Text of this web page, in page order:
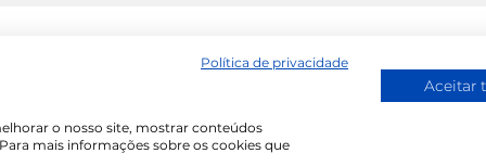
Ficha Técnica Política de Cookies
Política de privacidade
o nosso site, mostrar conteúdos
mais informações sobre os cookies que
Aceitar